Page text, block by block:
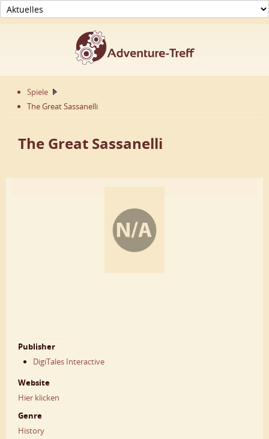
Spiele
The Great Sassanelli
The Great Sassanelli
Publisher
DigiTales Interactive
Website
Hier klicken
Genre
History